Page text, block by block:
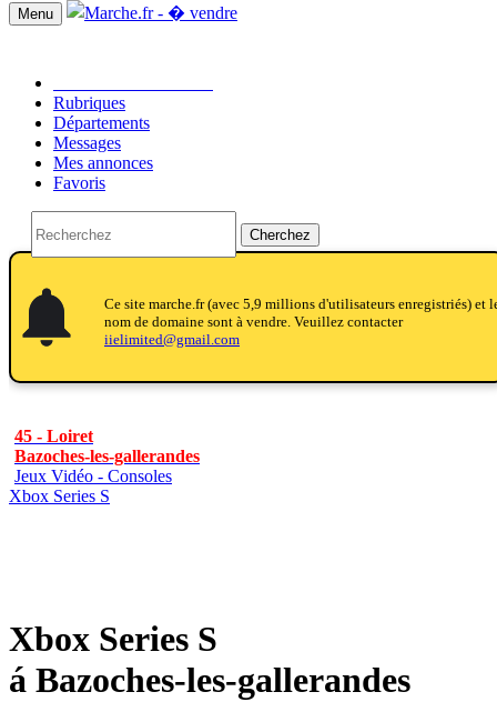
Menu
Rubriques
Départements
Messages
Mes annonces
Favoris
Cherchez
notifications
notifications
Ce site marche.fr (avec 5,9 millions d'utilisateurs enregistriés) et
nom de domaine sont à vendre. Veuillez contacter
iielimited@gmail.com
45 - Loiret
Bazoches-les-gallerandes
Jeux Vidéo - Consoles
Xbox Series S
Xbox Series S
á Bazoches-les-gallerandes